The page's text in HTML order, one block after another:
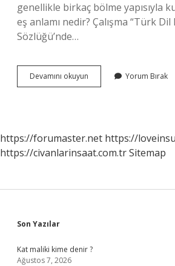
genellikle birkaç bölme yapısıyla
eş anlamı nedir? Çalışma “Türk
Sözlüğü’nde…
Devamını okuyun
Kelimesinin
Yorum Bırak
https://forumaster.net https://
https://civanlarinsaat.com.trSitemap
Sidebar
Son Yazılar
Kat maliki kime denir ?
Ağustos 7, 2026